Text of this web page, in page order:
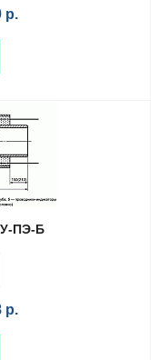
р.
ПЭ-Б
р.